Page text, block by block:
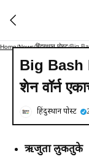
Home/News/हिंदुस्थान पोस्ट/Big
Big Bash
शेन वॉर्न
हिंदुस्थान पोस्ट
ऋजुता लुकतुके